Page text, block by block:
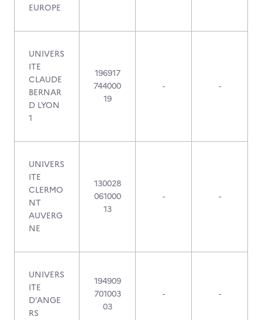
EUROPE
UNIVERS
ITE
CLAUDE
BERNAR
D LYON
1
196917
744000
19
- -
UNIVERS
ITE
CLERMO
NT
AUVERG
NE
130028
061000
13
- -
UNIVERS
ITE
D'ANGE
RS
194909
701003
03
- -